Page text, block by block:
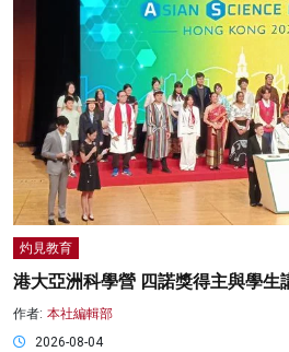
灼見教育
港大亞洲科學營 四諾獎得主與學生
作者: 本社編輯部
2026-08-04